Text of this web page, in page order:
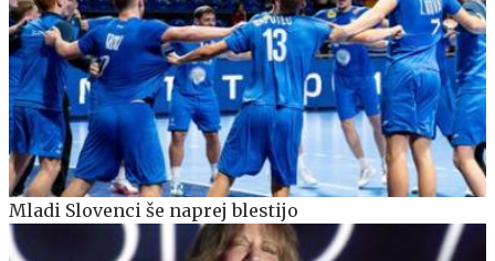
Mladi Slovenci še naprej blestijo